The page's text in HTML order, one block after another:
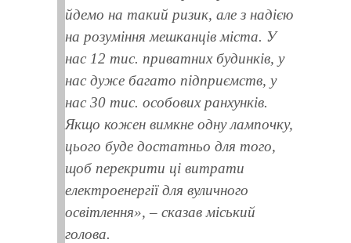
йдемо на такий ризик, але з надією
на розуміння мешканців міста. У
нас 12 тис. приватних будинків, у
нас дуже багато підприємств, у
нас 30 тис. особових ранхунків.
Якщо кожен вимкне одну лампочку,
цього буде достатньо для того,
щоб перекрити ці витрати
електроенергії для вуличного
освітлення», – сказав міський
голова.